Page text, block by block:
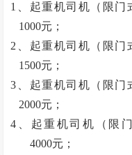
1、起重机司机（限门
1000元；
2、起重机司机（限门
1500元；
3、起重机司机（限门
2000元；
4、起重机司机（限
4000元；